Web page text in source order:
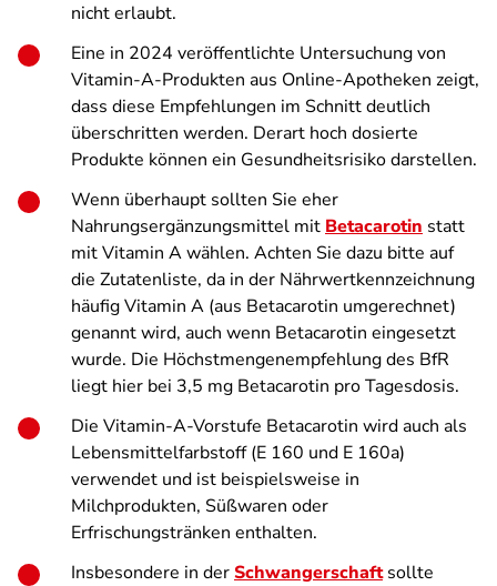
nicht erlaubt.
Eine in 2024 veröffentlichte Untersuchung von
Vitamin-A-Produkten aus Online-Apotheken zeigt,
dass diese Empfehlungen im Schnitt deutlich
überschritten werden. Derart hoch dosierte
Produkte können ein Gesundheitsrisiko darstellen.
Wenn überhaupt sollten Sie eher
Nahrungsergänzungsmittel mit Betacarotin statt
mit Vitamin A wählen. Achten Sie dazu bitte auf
die Zutatenliste, da in der Nährwertkennzeichnung
häufig Vitamin A (aus Betacarotin umgerechnet)
genannt wird, auch wenn Betacarotin eingesetzt
wurde. Die Höchstmengenempfehlung des BfR
liegt hier bei 3,5 mg Betacarotin pro Tagesdosis.
Die Vitamin-A-Vorstufe Betacarotin wird auch als
Lebensmittelfarbstoff (E 160 und E 160a)
verwendet und ist beispielsweise in
Milchprodukten, Süßwaren oder
Erfrischungstränken enthalten.
Insbesondere in derSchwangerschaftsollte